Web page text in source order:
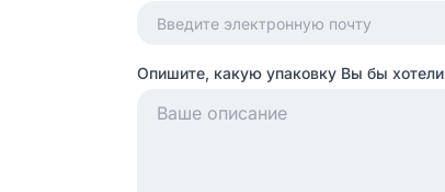
Опишите, какую упаковку Вы бы хотели